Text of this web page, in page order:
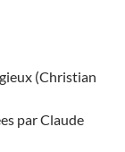
(Christian
par Claude